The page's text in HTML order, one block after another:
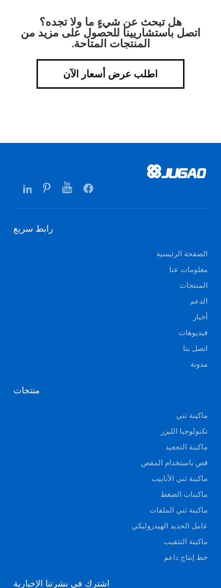
هل تبحث عن شيءٍ ما ولا تجده؟
اتصل باستشاريينا للحصول على مزيد من
المنتجات المتاحة.
اطلب عرض أسعار الآن
رابط سريع
الصفحة الرئيسية
معلومات عنا
المنتجات
الدعم
أخبار
فيديوهات
اتصل بنا
مدونة
منتجات
ماكينة ثني
تكنولوجيا الليزر
ماكينة التجعيد
قص باستخدام المقص
ماكينة ثني الأنابيب
ماكينات الضغط
ماكينة ثني الملفات
عامل الحديد الهيدروليكي
ماكينة التثقيب
خط إنتاج داعم
اشترك في نشرتنا الإخبارية